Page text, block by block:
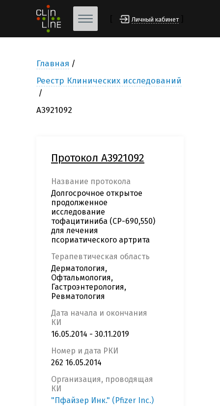
Личный кабинет
Главная
Реестр Клинических исследований
А3921092
Протокол А3921092
Название протокола
Долгосрочное открытое
продолженное
исследование
тофацитиниба (CP-690,550)
для лечения
псориатического артрита
Терапевтическая область
Дерматология,
Офтальмология,
Гастроэнтерология,
Ревматология
Дата начала и окончания
КИ
16.05.2014 - 30.11.2019
Номер и дата РКИ
262 16.05.2014
Организация, проводящая
КИ
"Пфайзер Инк." (Pfizer Inc.)